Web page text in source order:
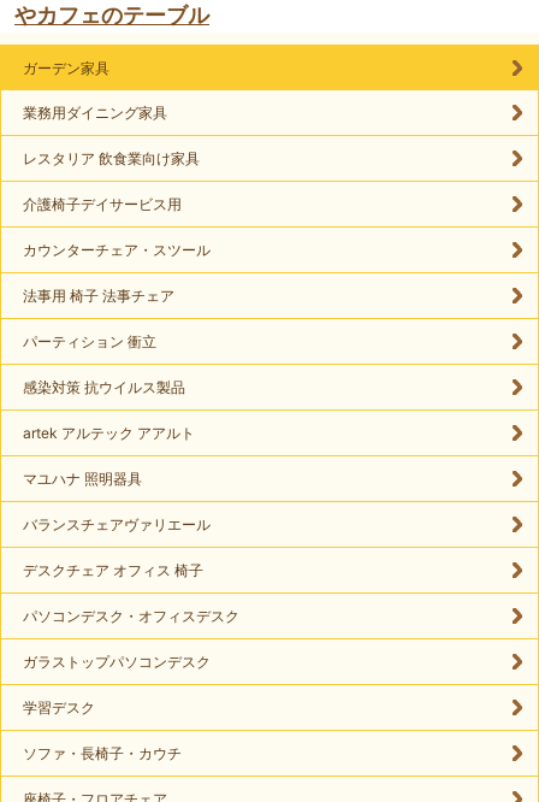
やカフェのテーブル
ガーデン家具
業務用ダイニング家具
レスタリア 飲食業向け家具
介護椅子デイサービス用
カウンターチェア・スツール
法事用 椅子 法事チェア
パーティション 衝立
感染対策 抗ウイルス製品
artek アルテック アアルト
マユハナ 照明器具
バランスチェアヴァリエール
デスクチェア オフィス 椅子
パソコンデスク・オフィスデスク
ガラストップパソコンデスク
学習デスク
ソファ・長椅子・カウチ